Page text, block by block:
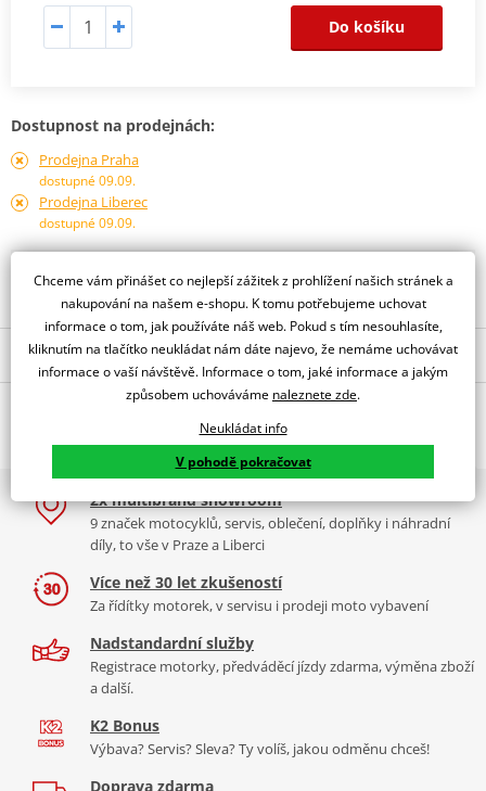
Do košíku
Dostupnost na prodejnách:
Prodejna Praha
dostupné 09.09.
Prodejna Liberec
dostupné 09.09.
Obraťte se na specialistu
Popis a parametry
Jsme autorizovaný
dealer značky PUIG
Z-Racing Screen Kawasaki ZX-10R/RR 21'
Tabulka velikostí
Jak se změřit
Co když mi to nebude
PDF Comparative test
Aerodynamic
PUIG byl založen v roce 1964 ve Španělsku. Vyrábí se ve městě
Granollers poblíž Barcelony na ploše 8 000 m² v objektu, který se
dělí na 3 části: komerční, odlitkovou a kovových součástek. Již 40
let se účastní nejslavnějších závodů motocyklů po celém světě. V
naší nabídce naleznete doplňky a příslušenství například: plexi,
padací protektory a mnoho dalšího.
Zobrazit všechny produktyznačky PUIG
2x multibrand showroom
9 značek motocyklů, servis, oblečení, doplňky i náhradní
díly, to vše v Praze a Liberci
Více než 30 let zkušeností
Za řídítky motorek, v servisu i prodeji moto vybavení
Nadstandardní služby
Registrace motorky, předváděcí jízdy zdarma, výměna zboží
a další.
K2 Bonus
Výbava? Servis? Sleva? Ty volíš, jakou odměnu chceš!
Doprava zdarma
Chceme vám přinášet co nejlepší zážitek z prohlížení našich stránek a
nakupování na našem e-shopu. K tomu potřebujeme uchovat
informace o tom, jak používáte náš web. Pokud s tím nesouhlasíte,
kliknutím na tlačítko neukládat nám dáte najevo, že nemáme uchovávat
informace o vaší návštěvě. Informace o tom, jaké informace a jakým
způsobem uchováváme naleznete zde.
Neukládat info
V pohodě pokračovat